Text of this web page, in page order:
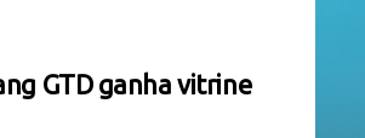
GTD ganha vitrine